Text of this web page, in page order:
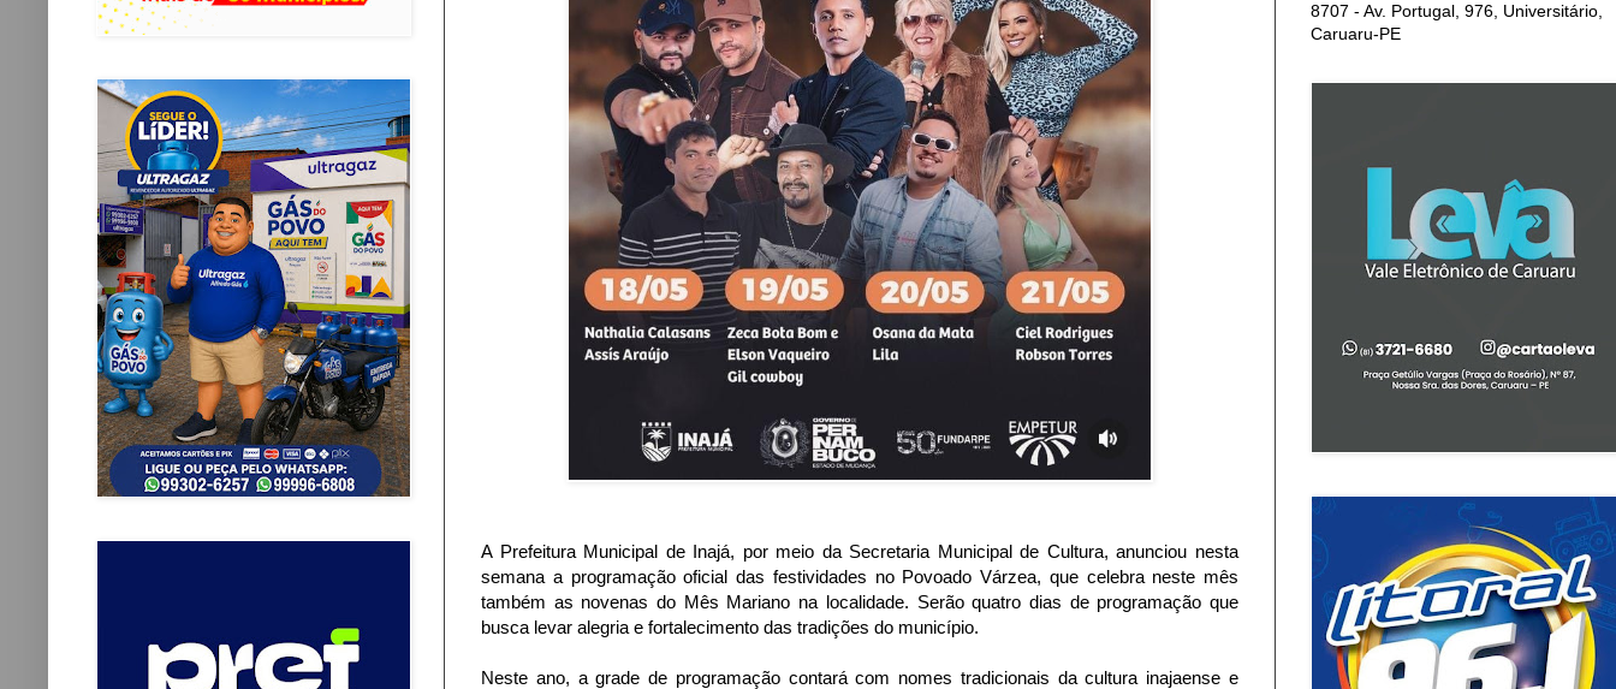
A Prefeitura Municipal de Inajá, por meio da Secretaria Municipal de Cultura, anunciou nesta
semana a programação oficial das festividades no Povoado Várzea, que celebra neste mês
também as novenas do Mês Mariano na localidade. Serão quatro dias de programação que
busca levar alegria e fortalecimento das tradições do município.
Neste ano, a grade de programação contará com nomes tradicionais da cultura inajaense e
8707 - Av. Portugal, 976, Universitário,
Caruaru-PE